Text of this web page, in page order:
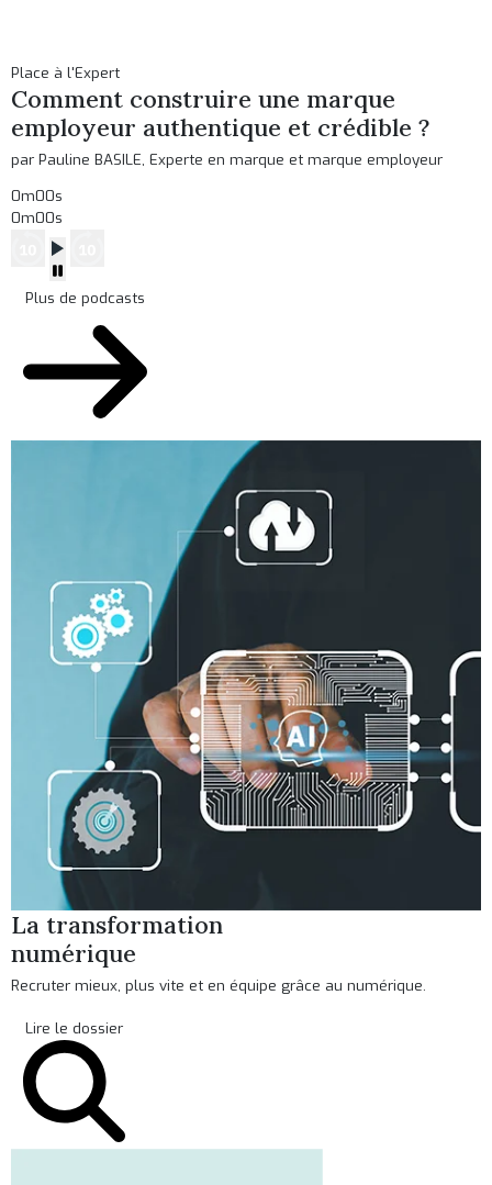
Place à l'Expert
Comment construire une marque
employeur authentique et crédible ?
par Pauline BASILE, Experte en marque et marque employeur
0m00s
0m00s
Plus de podcasts
La transformation
numérique
Recruter mieux, plus vite et en équipe grâce au numérique.
Lire le dossier